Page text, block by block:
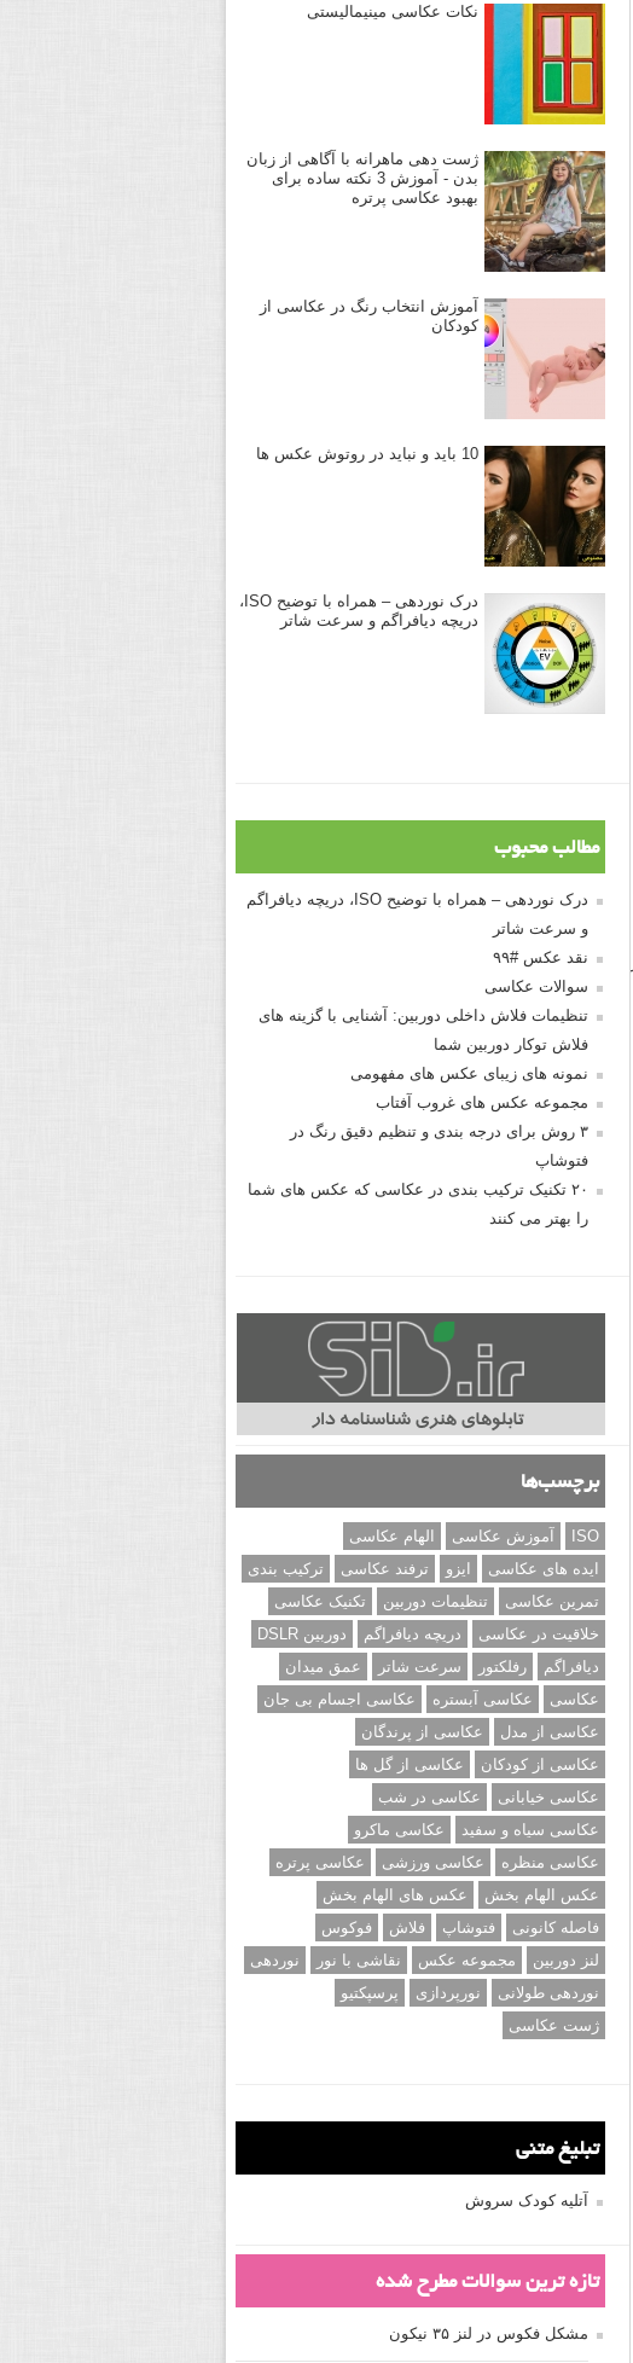
نکات عکاسی مینیمالیستی
ژست دهی ماهرانه با آگاهی از زبان
بدن - آموزش 3 نکته ساده برای
بهبود عکاسی پرتره
آموزش انتخاب رنگ در عکاسی از
کودکان
10 باید و نباید در روتوش عکس ها
درک نوردهی – همراه با توضیح ISO،
دریچه دیافراگم و سرعت شاتر
مطالب محبوب
درک نوردهی – همراه با توضیح ISO، دریچه دیافراگم
و سرعت شاتر
نقد عکس #۹۹
سوالات عکاسی
تنظیمات فلاش داخلی دوربین: آشنایی با گزینه های
فلاش توکار دوربین شما
نمونه های زیبای عکس های مفهومی
مجموعه عکس های غروب آفتاب
۳ روش برای درجه بندی و تنظیم دقیق رنگ در
فتوشاپ
۲۰ تکنیک ترکیب بندی در عکاسی که عکس های شما
را بهتر می کنند
برچسب‌ها
ISO آموزش عکاسی
الهام عکاسی
ایده های عکاسی
ایزو ترفند عکاسی
ترکیب بندی
تمرین عکاسی
تنظیمات دوربین
تکنیک عکاسی
خلاقیت در عکاسی
دریچه دیافراگم
دوربین DSLR
دیافراگم
رفلکتور سرعت شاتر
عمق میدان
عکاسی
عکاسی آبستره
عکاسی اجسام بی جان
عکاسی از مدل
عکاسی از پرندگان
عکاسی از کودکان
عکاسی از گل ها
عکاسی خیابانی
عکاسی در شب
عکاسی سیاه و سفید
عکاسی ماکرو
عکاسی منظره
عکاسی ورزشی
عکاسی پرتره
عکس الهام بخش
عکس های الهام بخش
فاصله کانونی
فتوشاپ فلاش
فوکوس
لنز دوربین
مجموعه عکس نقاشی با نور
نوردهی
نوردهی طولانی
نورپردازی
پرسپکتیو
ژست عکاسی
تبلیغ متنی
آتلیه کودک سروش
تازه ترین سوالات مطرح شده
مشکل فکوس در لنز ۳۵ نیکون